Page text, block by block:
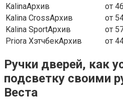
KalinaАрхив
от
Kalina CrossАрхив
от
Kalina SportАрхив
от
Priora ХэтчбекАрхив
от
Ручки дверей, как
подсветку своими
Веста